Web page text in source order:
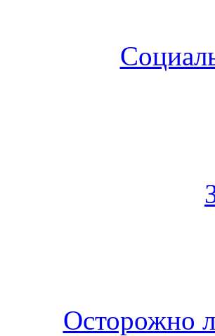
Осторожно